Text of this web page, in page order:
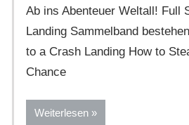
Ab ins Abenteuer Weltall! Full
Landing Sammelband
to a Crash Landing How to
Chance
Weiterlesen